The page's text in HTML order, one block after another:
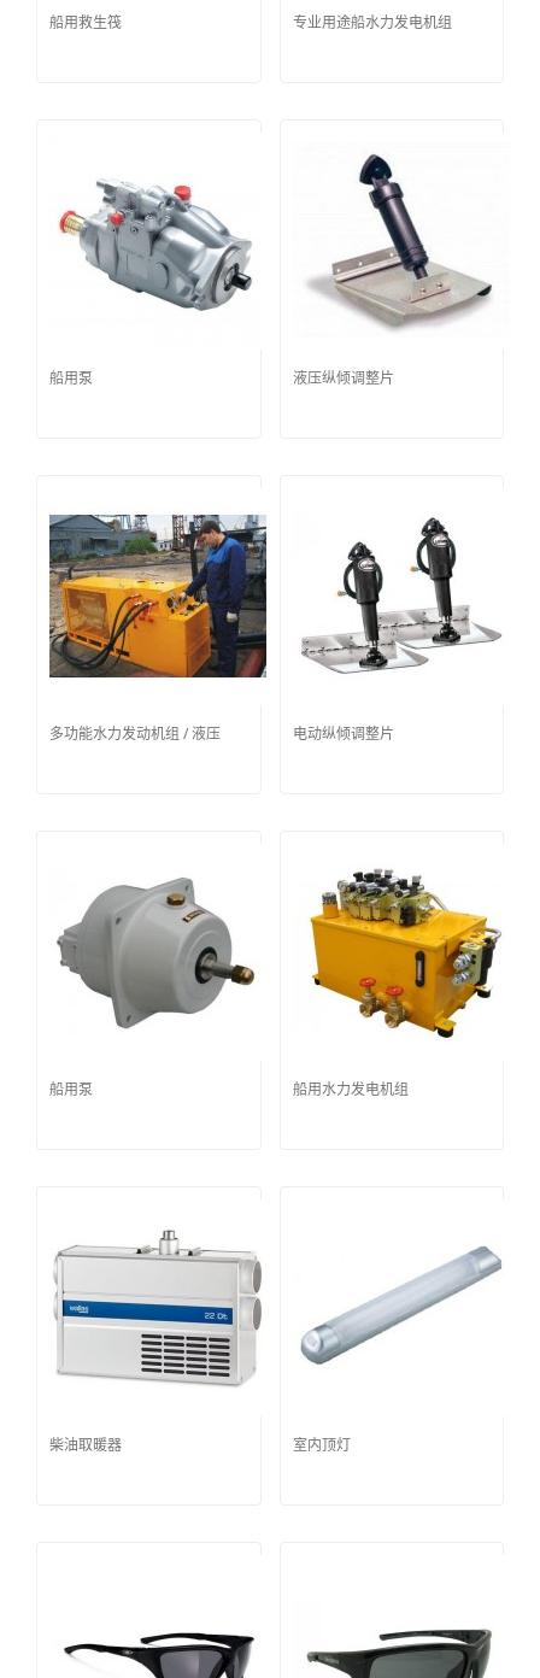
船用救生筏 专业用途船水力发电机组
船用泵 液压纵倾调整片
多功能水力发动机组 / 液压 电动纵倾调整片
船用泵 船用水力发电机组
柴油取暖器 室内顶灯